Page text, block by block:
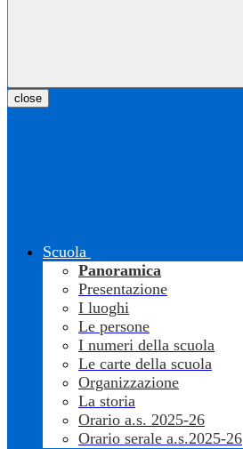
close
Scuola
Panoramica
Presentazione
I luoghi
Le persone
I numeri della scuola
Le carte della scuola
Organizzazione
La storia
Orario a.s. 2025-26
Orario serale a.s.2025-26